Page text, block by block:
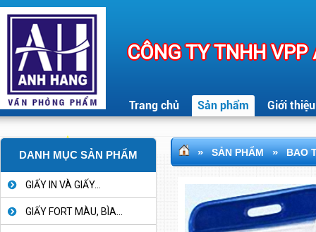
CÔNG TY TNHH
Trang chủ Sản phẩm Giới thiệu
DANH MỤC SẢN PHẨM
GIẤY IN VÀ GIẤY...
GIẤY FORT MÀU, BÌA...
» SẢN PHẨM » BAO